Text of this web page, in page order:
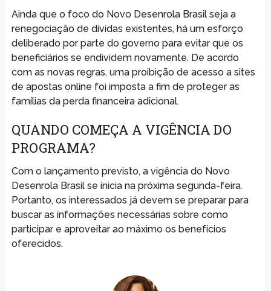
Ainda que o foco do Novo Desenrola Brasil seja a
renegociação de dívidas existentes, há um esforço
deliberado por parte do governo para evitar que os
beneficiários se endividem novamente. De acordo
com as novas regras, uma proibição de acesso a sites
de apostas online foi imposta a fim de proteger as
famílias da perda financeira adicional.
QUANDO COMEÇA A VIGÊNCIA DO
PROGRAMA?
Com o lançamento previsto, a vigência do Novo
Desenrola Brasil se inicia na próxima segunda-feira.
Portanto, os interessados já devem se preparar para
buscar as informações necessárias sobre como
participar e aproveitar ao máximo os benefícios
oferecidos.